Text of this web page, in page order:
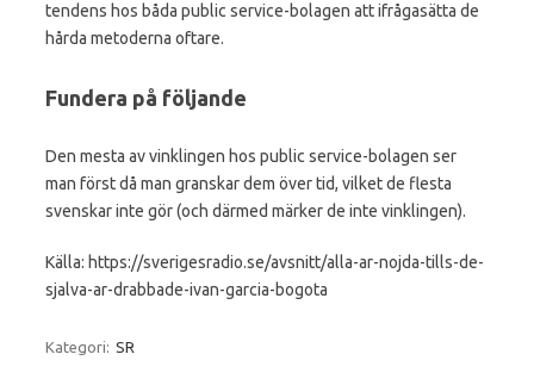
tendens hos båda public service-bolagen att ifrågasätta de
hårda metoderna oftare.
Fundera på följande
Den mesta av vinklingen hos public service-bolagen ser
man först då man granskar dem över tid, vilket de flesta
svenskar inte gör (och därmed märker de inte vinklingen).
Källa: https://sverigesradio.se/avsnitt/alla-ar-nojda-tills-de-
sjalva-ar-drabbade-ivan-garcia-bogota
Kategori: SR